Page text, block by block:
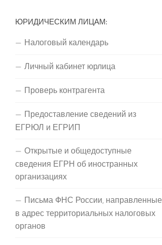
ЮРИДИЧЕСКИМ ЛИЦАМ:
Налоговый календарь
Личный кабинет юрлица
Проверь контрагента
Предоставление сведений из
ЕГРЮЛ и ЕГРИП
Открытые и общедоступные
сведения ЕГРН об иностранных
организациях
Письма ФНС России, направленные
в адрес территориальных налоговых
органов